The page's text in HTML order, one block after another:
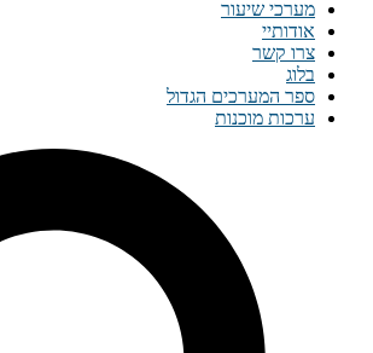
מערכי שיעור
אודותיי
צרו קשר
בלוג
ספר המערכים הגדול
ערכות מוכנות